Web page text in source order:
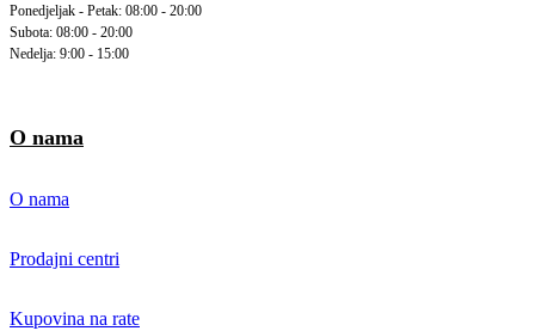
Ponedjeljak - Petak: 08:00 - 20:00
Subota: 08:00 - 20:00
Nedelja: 9:00 - 15:00
O nama
O nama
Prodajni centri
Kupovina na rate